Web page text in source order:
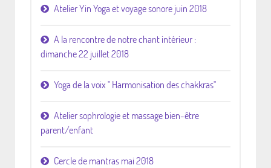
Atelier Yin Yoga et voyage sonore juin 2018
A la rencontre de notre chant intérieur :
dimanche 22 juillet 2018
Yoga de la voix " Harmonisation des chakkras"
Atelier sophrologie et massage bien-être
parent/enfant
Cercle de mantras mai 2018